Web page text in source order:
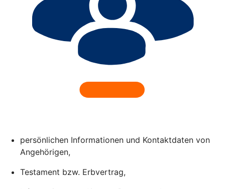
persönlichen Informationen und Kontaktdaten von
Angehörigen,
Testament bzw. Erbvertrag,